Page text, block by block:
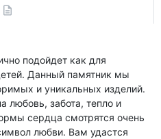
подойдет как для
Данный памятник мы
и уникальных изделий.
любовь, забота, тепло и
сердца смотрятся очень
любви. Вам удастся